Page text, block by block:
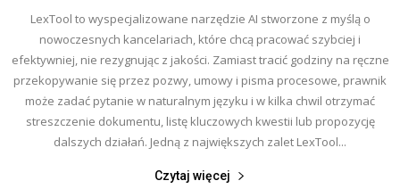
LexTool to wyspecjalizowane narzędzie AI stworzone z myślą o
nowoczesnych kancelariach, które chcą pracować szybciej i
efektywniej, nie rezygnując z jakości. Zamiast tracić godziny na ręczne
przekopywanie się przez pozwy, umowy i pisma procesowe, prawnik
może zadać pytanie w naturalnym języku i w kilka chwil otrzymać
streszczenie dokumentu, listę kluczowych kwestii lub propozycję
dalszych działań. Jedną z największych zalet LexTool...
Czytaj więcej